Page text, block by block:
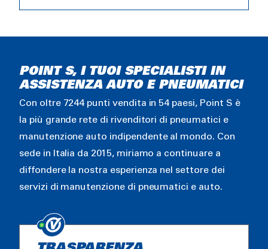
POINT S, I TUOI SPECIALISTI IN
ASSISTENZA AUTO E PNEUMATICI
Con oltre 7244 punti vendita in 54 paesi, Point S è
la più grande rete di rivenditori di pneumatici e
manutenzione auto indipendente al mondo. Con
sede in Italia da 2015, miriamo a continuare a
diffondere la nostra esperienza nel settore dei
servizi di manutenzione di pneumatici e auto.